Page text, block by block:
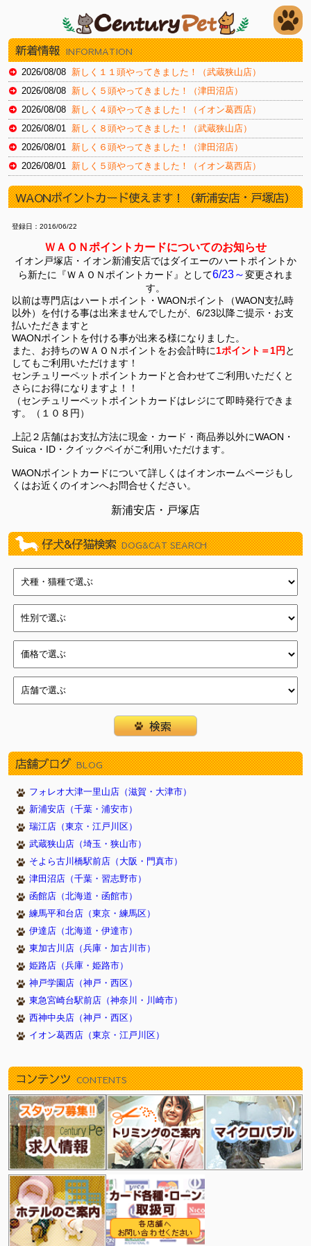
新着情報 INFORMATION
2026/08/08 新しく１１頭やってきました！（武蔵狭山店）
2026/08/08 新しく５頭やってきました！（津田沼店）
2026/08/08 新しく４頭やってきました！（イオン葛西店）
2026/08/01 新しく８頭やってきました！（武蔵狭山店）
2026/08/01 新しく６頭やってきました！（津田沼店）
2026/08/01 新しく５頭やってきました！（イオン葛西店）
2026/07/24新しく１３頭やってきました！（武蔵狭山店）
2026/07/24新しく１０頭やってきました！（瑞江店）
2026/07/24新しく９頭やってきました！（新浦安店）
2026/07/18新しく８頭やってきました！（武蔵狭山店）
2026/07/18新しく８頭やってきました！（津田沼店）
2026/07/18新しく１４頭やってきました！（瑞江店）
2026/07/11新しく８頭やってきました！（津田沼店）
2026/07/11新しく１１頭やってきました！（イオン葛西店）
2026/07/11 新しく１１頭やってきました！（新浦安店）
2026/07/03新しく８頭やってきました！（津田沼店）
2026/07/03 新しく９頭やってきました！（イオン葛西店）
2026/07/03新しく８頭やってきました！（新浦安店）
2026/06/27新しく１１頭やってきました！（武蔵狭山店）
2026/06/27新しく８頭やってきました！（新浦安店）
2026/06/20
新しく８頭やってきました！（武蔵狭山店）
2026/06/20新しく８頭やってきました！（瑞江店）
新しく１５頭やってきました！（新浦安店）
2026/06/13新しく７頭やってきました！（イオン葛西店）
2026/06/06新しく６頭やってきました！（津田沼店）
2026/06/06新しく１２頭やってきました！（イオン葛西店）
2026/06/06
2026/05/30
2026/05/23
新しく７頭やってきました！（イオン葛西店）
2026/05/16新しく６頭やってきました！（津田沼店）
2026/05/16 新しく７頭やってきました！（イオン葛西店）
2026/05/09 新しく７頭やってきました！（武蔵狭山店）
2026/05/09新しく８頭やってきました！（新浦安店）
2026/05/09新しく８頭やってきました！（イオン葛西店）
2026/05/02 新しく９頭やってきました！（武蔵狭山店）
2026/05/02新しく９頭やってきました！（瑞江店）
2026/05/02新しく５頭やってきました！（新浦安店）
2026/04/26新しく９頭やってきました！（武蔵狭山店）
2026/04/26新しく６頭やってきました！（津田沼店）
2026/04/26新しく７頭やってきました！（瑞江店）
2026/04/18
新しく１０頭やってきました！（武蔵狭山店）
2026/04/18 新しく３頭やってきました！（瑞江店）
2026/04/11新しく１１頭やってきました！（武蔵狭山店）
2026/04/11新しく１０頭やってきました！（瑞江店）
2026/04/04新しく１５頭やってきました！（武蔵狭山店）
2026/04/04新しく１０頭やってきました！（津田沼店）
2026/04/04新しく８頭やってきました！（イオン葛西店）
2026/03/27新しく９頭やってきました！（武蔵狭山店）
2026/03/27 新しく６頭やってきました！（瑞江店）
2026/03/27新しく９頭やってきました！（新浦安店）
2026/03/21新しく１０頭やってきました！（瑞江店）
2026/03/21新しく７頭やってきました！（武蔵狭山店）
2026/03/21新しく７頭やってきました！（イオン葛西店）
WAONポイントカード使えます！（新浦安店・戸塚店）
登録日：2016/06/22
ＷＡＯＮポイントカードについてのお知らせ
イオン戸塚店・イオン新浦安店ではダイエーのハートポイントか
ら新たに『ＷＡＯＮポイントカード』として6/23～変更されま
す。
以前は専門店はハートポイント・WAONポイント（WAON支払時
以外）を付ける事は出来ませんでしたが、6/23以降ご提示・お支
払いただきますと
WAONポイントを付ける事が出来る様になりました。
また、お持ちのＷＡＯＮポイントをお会計時に1ポイント＝1円 と
してもご利用いただけます！
センチュリーペットポイントカードと合わせてご利用いただくと
さらにお得になりますよ！！
（センチュリーペットポイントカードはレジにて即時発行できま
す。（１０８円）
上記２店舗はお支払方法に現金・カード・商品券以外にWAON・
Suica・ID・クイックペイがご利用いただけます。
WAONポイントカードについて詳しくはイオンホームページもし
くはお近くのイオンへお問合せください。
新浦安店・戸塚店
仔犬&仔猫検索 DOG&CAT SEARCH
店舗ブログ BLOG
フォレオ大津一里山店（滋賀・大津市）
新浦安店（千葉・浦安市）
瑞江店（東京・江戸川区）
武蔵狭山店（埼玉・狭山市）
そよら古川橋駅前店（大阪・門真市）
津田沼店（千葉・習志野市）
函館店（北海道・函館市）
練馬平和台店（東京・練馬区）
伊達店（北海道・伊達市）
東加古川店（兵庫・加古川市）
姫路店（兵庫・姫路市）
神戸学園店（神戸・西区）
東急宮崎台駅前店（神奈川・川崎市）
西神中央店（神戸・西区）
イオン葛西店（東京・江戸川区）
コンテンツ CONTENTS